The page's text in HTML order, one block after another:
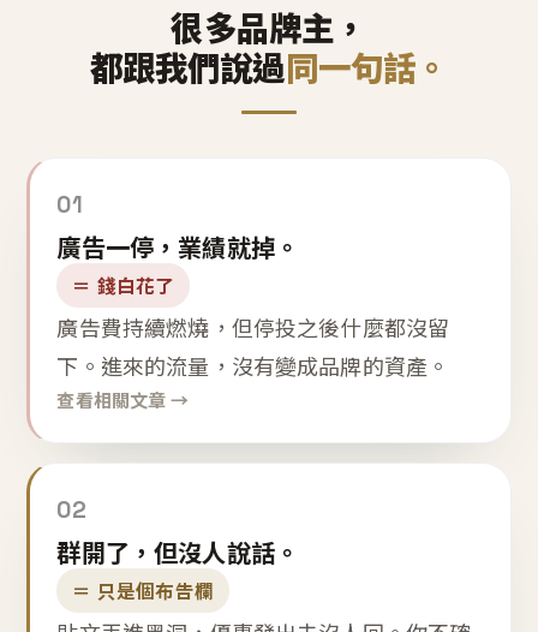
很多品牌主，
都跟我們說過同一句話。
01
廣告一停，業績就掉。
＝ 錢白花了
廣告費持續燃燒，但停投之後什麼都沒留
下。進來的流量，沒有變成品牌的資產。
查看相關文章 →
02
群開了，但沒人說話。
＝ 只是個布告欄